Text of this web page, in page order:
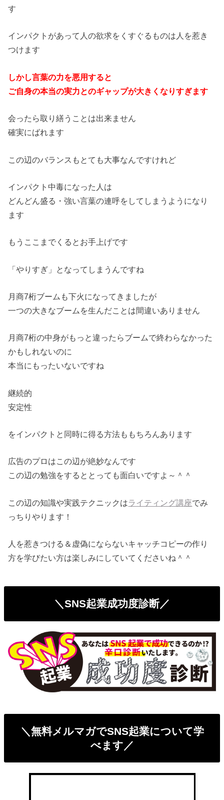
す
インパクトがあって人の欲求をくすぐるものは人を惹き
つけます
しかし言葉の力を悪用すると
ご自身の本当の実力とのギャップが大きくなりすぎます
会ったら取り繕うことは出来ません
確実にばれます
この辺のバランスもとても大事なんですけれど
インパクト中毒になった人は
どんどん盛る・強い言葉の連呼をしてしまうようになり
ます
もうここまでくるとお手上げです
「やりすぎ」となってしまうんですね
月商7桁ブームも下火になってきましたが
一つの大きなブームを生んだことは間違いありません
月商7桁の中身がもっと違ったらブームで終わらなかった
かもしれないのに
本当にもったいないですね
継続的
安定性
をインパクトと同時に得る方法ももちろんあります
広告のプロはこの辺が絶妙なんです
この辺の勉強をするととっても面白いですよ～＾＾
この辺の知識や実践テクニックはライティング講座でみ
っちりやります！
人を惹きつける＆ 虚偽にならないキャッチコピーの作り
方を学びたい方は楽しみにしていてくださいね＾＾
＼SNS起業成功度診断／
＼無料メルマガでSNS起業について学
べます／